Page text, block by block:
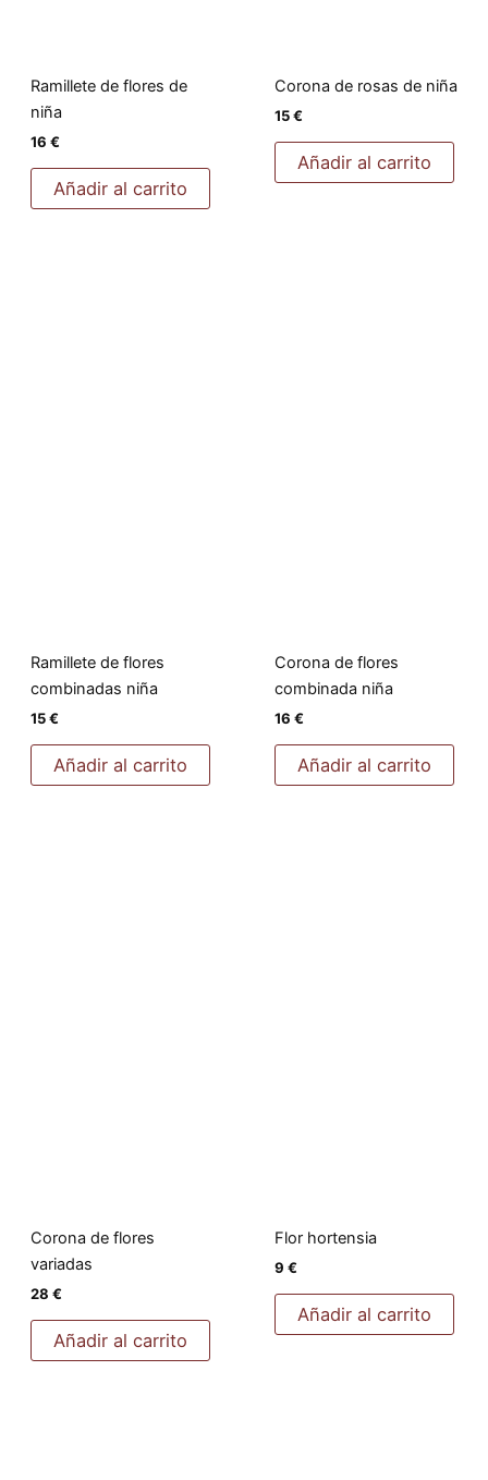
Ramillete de flores de
niña
16 €
Añadir al carrito
Corona de rosas de niña
15€
Añadir al carrito
Ramillete de flores
combinadas niña
15€
Añadir al carrito
Corona de flores
combinada niña
16 €
Añadir al carrito
Corona de flores
variadas
28 €
Añadir al carrito
Flor hortensia
9 €
Añadir al carrito